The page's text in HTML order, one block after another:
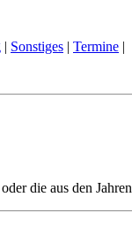
| Sonstiges | Termine |
oder die aus den Jahren